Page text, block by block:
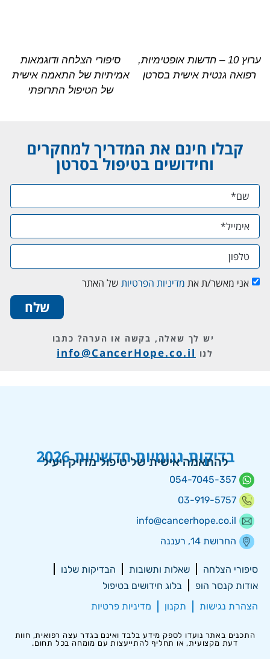
ערוץ 10 – חדשות אופטימיות,
רפואה גנטית אישית בסרטן
סיפורי הצלחה ודוגמאות
אמיתיות של התאמה אישית
של הטיפול התרופתי
קבלו חינם את המדריך למחקרים
וחידושים בטיפול בסרטן
אני מאשר/ת את מדיניות הפרטיות של האתר
שלח
יש לך שאלה, בקשה או הערה? כתבו
לנו info@CancerHope.co.il
סיפורי הצלחה שאלות ותשובות
הבדיקות שלנו
אודות קנסר הופ
בלוג חידושים בטיפול
הצהרת נגישות
תקנון מדיניות פרטיות
054-7045-357
03-919-5757
info@cancerhope.co.il
החרושת 14, רעננה
בדיקות גנומיות חדשניות 2026
להתאמה אישית של טיפול מדויק ויעיל
התכנים באתר נועדו לספק מידע בלבד ואינם בגדר עצה רפואית, חוות
דעת מקצועית, או תחליף להתייעצות עם מומחה בכל תחום.